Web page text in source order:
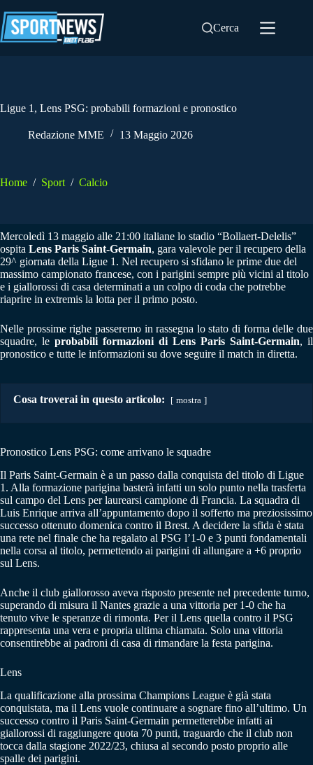
al
contenuto
Cerca
Ligue 1, Lens PSG: probabili formazioni e pronostico
Redazione MME 13 Maggio 2026
Home / Sport / Calcio
Mercoledì 13 maggio alle 21:00 italiane lo stadio “Bollaert-Delelis”
ospita Lens Paris Saint-Germain, gara valevole per il recupero della
29^ giornata della Ligue 1. Nel recupero si sfidano le prime due del
massimo campionato francese, con i parigini sempre più vicini al titolo
e i giallorossi di casa determinati a un colpo di coda che potrebbe
riaprire in extremis la lotta per il primo posto.
Nelle prossime righe passeremo in rassegna lo stato di forma delle due
squadre, le probabili formazioni di Lens Paris Saint-Germain, il
pronostico e tutte le informazioni su dove seguire il match in diretta.
Cosa troverai in questo articolo: mostra
Pronostico Lens PSG: come arrivano le squadre
Il Paris Saint-Germain è a un passo dalla conquista del titolo di Ligue
1. Alla formazione parigina basterà infatti un solo punto nella trasferta
sul campo del Lens per laurearsi campione di Francia. La squadra di
Luis Enrique arriva all’appuntamento dopo il sofferto ma preziosissimo
successo ottenuto domenica contro il Brest. A decidere la sfida è stata
una rete nel finale che ha regalato al PSG l’1-0 e 3 punti fondamentali
nella corsa al titolo, permettendo ai parigini di allungare a +6 proprio
sul Lens.
Anche il club giallorosso aveva risposto presente nel precedente turno,
superando di misura il Nantes grazie a una vittoria per 1-0 che ha
tenuto vive le speranze di rimonta. Per il Lens quella contro il PSG
rappresenta una vera e propria ultima chiamata. Solo una vittoria
consentirebbe ai padroni di casa di rimandare la festa parigina.
Lens
La qualificazione alla prossima Champions League è già stata
conquistata, ma il Lens vuole continuare a sognare fino all’ultimo. Un
successo contro il Paris Saint-Germain permetterebbe infatti ai
giallorossi di raggiungere quota 70 punti, traguardo che il club non
tocca dalla stagione 2022/23, chiusa al secondo posto proprio alle
spalle dei parigini.